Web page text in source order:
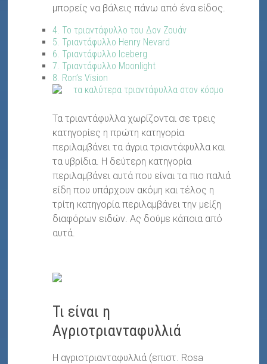
μπορείς να βάλεις πάνω από ένα είδος.
4. Το τριαντάφυλλο του Δον Ζουάν
5. Τριαντάφυλλο Henry Nevard
6. Τριαντάφυλλο Iceberg
7. Τριαντάφυλλο Moonlight
8. Ron’s Vision
Τα τριαντάφυλλα χωρίζονται σε τρεις
κατηγορίες η πρώτη κατηγορία
περιλαμβάνει τα άγρια τριαντάφυλλα και
τα υβρίδια. Η δεύτερη κατηγορία
περιλαμβάνει αυτά που είναι τα πιο παλιά
είδη που υπάρχουν ακόμη και τέλος η
τρίτη κατηγορία περιλαμβάνει την μείξη
διαφόρων ειδών. Ας δούμε κάποια από
αυτά.
Τι είναι η
Αγριοτριανταφυλλιά
Η αγριοτριανταφυλλιά (επιστ. Rosa